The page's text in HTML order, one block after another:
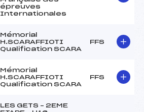
épreuves
Internationales
Mémorial
H.SCARAFFIOTI
Qualification SCARA
FFS
Mémorial
H.SCARAFFIOTI
Qualification SCARA
FFS
LES GETS – 2EME